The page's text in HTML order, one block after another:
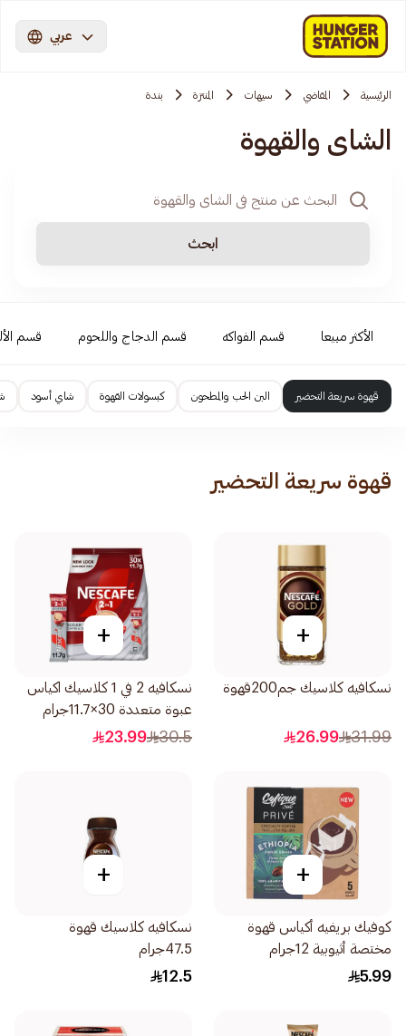
عربي
الرئيسية المقاضي سيهات المنتزة بندة
الشاي والقهوة
ابحث
الأكثر مبيعا قسم الفواكه قسم الدجاج واللحوم قسم
قهوة سريعة التحضير البن الحب والمطحون كبسولات القهوة شاي أسود
قهوة سريعة التحضير
+
نسكافيه كلاسيك جم200قهوة
31.99
26.99
+
نسكافيه 2 في 1 كلاسيك اكياس
عبوة متعددة 30×11.7جرام
30.5
23.99
+
كوفيك بريفيه أكياس قهوة
مختصة أثيوبية 12جرام
5.99
+
نسكافيه كلاسيك قهوة
47.5جرام
12.5